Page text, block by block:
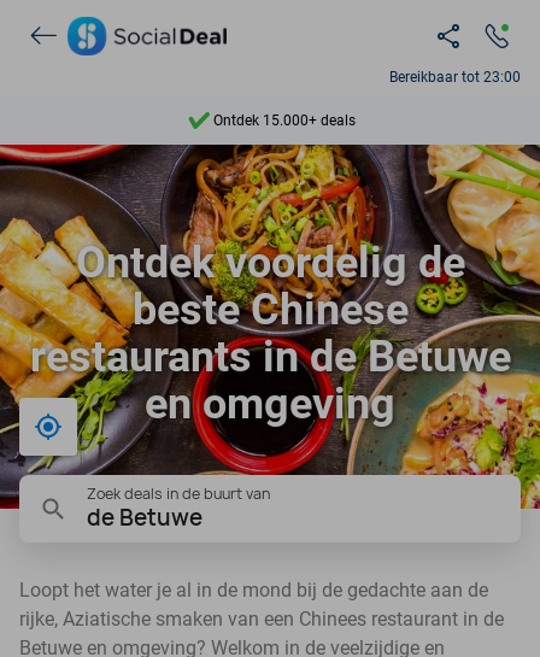
Bereikbaar tot 23:00
Ontdek 15.000+ deals
7 dagen per week beschikbaar
10+ miljoen leden
9,4
Ontdek 15.000+ deals
Ontdek voordelig de
beste Chinese
restaurants in de Betuwe
en omgeving
Bij mij in de buurt
Zoek deals in de buurt van
de Betuwe
Loopt het water je al in de mond bij de gedachte aan de
rijke, Aziatische smaken van een Chinees restaurant in de
Betuwe en omgeving? Welkom in de veelzijdige en